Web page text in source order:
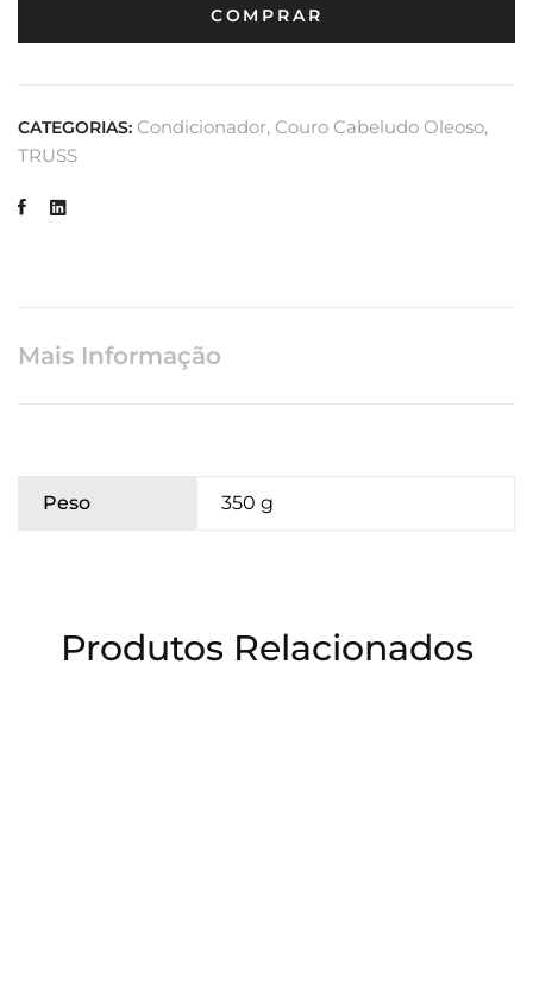
COMPRAR
CATEGORIAS: Condicionador, Couro Cabeludo Oleoso,
TRUSS
Mais Informação
Peso 350 g
Produtos Relacionados